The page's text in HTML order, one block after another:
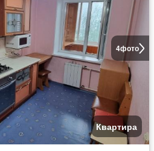
4фото
Квартира